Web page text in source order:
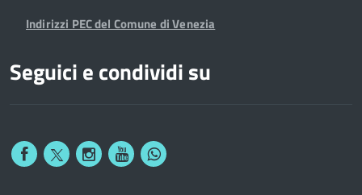
Indirizzi PEC del Comune di Venezia
Seguici e condividi su